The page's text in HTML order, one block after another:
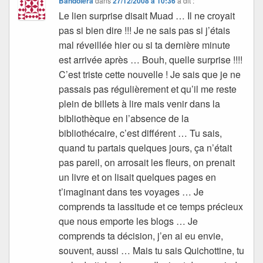
Le lien surprise disait Muad … Il ne croyait
pas si bien dire !!! Je ne sais pas si j’étais
mal réveillée hier ou si ta dernière minute
est arrivée après … Bouh, quelle surprise !!!!
C’est triste cette nouvelle ! Je sais que je ne
passais pas régulièrement et qu’il me reste
plein de billets à lire mais venir dans la
bibliothèque en l’absence de la
bibliothécaire, c’est différent … Tu sais,
quand tu partais quelques jours, ça n’était
pas pareil, on arrosait les fleurs, on prenait
un livre et on lisait quelques pages en
t’imaginant dans tes voyages … Je
comprends ta lassitude et ce temps précieux
que nous emporte les blogs … Je
comprends ta décision, j’en ai eu envie,
souvent, aussi … Mais tu sais Quichottine, tu